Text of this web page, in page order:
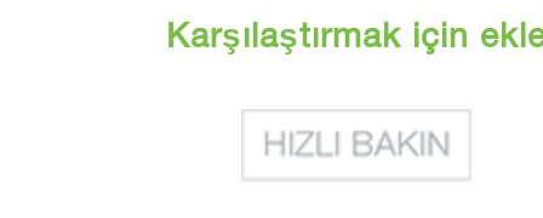
Karşılaştırmak için